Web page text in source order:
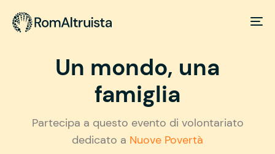
Un mondo, una
famiglia
Partecipa a questo evento di volontariato
dedicato a Nuove Povertà